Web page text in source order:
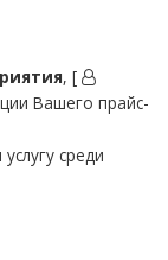
, [
Вашего прайс-
среди